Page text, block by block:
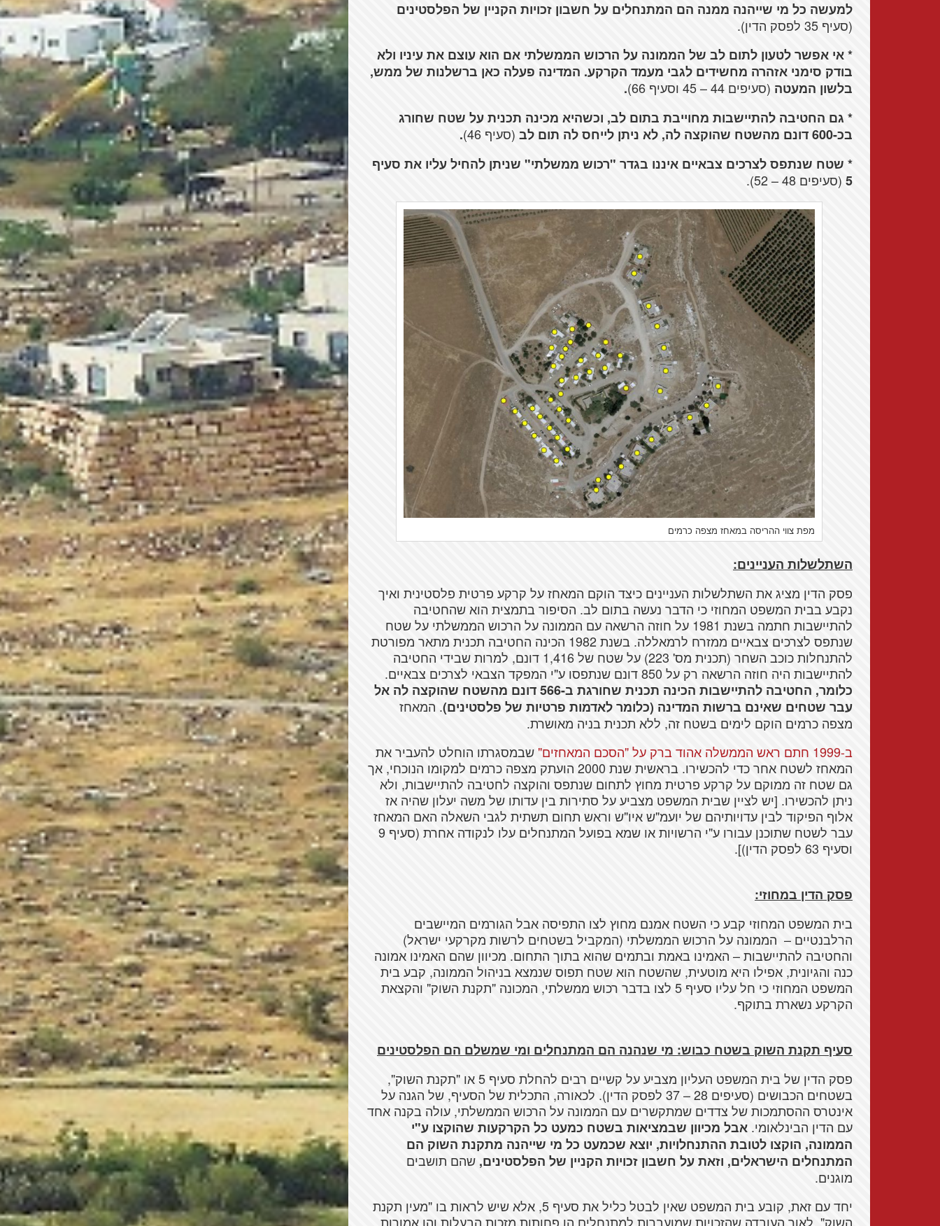
למעשה כל מי שייהנה ממנה הם המתנחלים על חשבון זכויות הקניין של הפלסטינים
(סעיף 35 לפסק הדין).
* אי אפשר לטעון לתום לב של הממונה על הרכוש הממשלתי אם הוא עוצם את עיניו ולא
בודק סימני אזהרה מחשידים לגבי מעמד הקרקע. המדינה פעלה כאן ברשלנות של ממש,
בלשון המעטה (סעיפים 44 – 45 וסעיף 66)
.
* גם החטיבה להתיישבות מחוייבת בתום לב, וכשהיא מכינה תכנית על שטח שחורג
בכ-600 דונם מהשטח שהוקצה לה, לא ניתן לייחס לה תום לב
(סעיף 46)
.
* שטח שנתפס לצרכים צבאיים איננו בגדר "רכוש ממשלתי" שניתן להחיל עליו את סעיף
5 (סעיפים 48 – 52).
מפת צווי ההריסה במאחז מצפה כרמים
השתלשלות העניינים:
פסק הדין מציג את השתלשלות העניינים כיצד הוקם המאחז על קרקע פרטית פלסטינית ואיך
נקבע בבית המשפט המחוזי כי הדבר נעשה בתום לב. הסיפור בתמצית הוא שהחטיבה
להתיישבות חתמה בשנת 1981 על חוזה הרשאה עם הממונה על הרכוש הממשלתי על שטח
שנתפס לצרכים צבאיים ממזרח לרמאללה. בשנת 1982 הכינה החטיבה תכנית מתאר מפורטת
להתנחלות כוכב השחר (תכנית מס' 223) על שטח של 1,416 דונם, למרות שבידי החטיבה
להתיישבות היה חוזה הרשאה רק על 850 דונם שנתפסו ע"י המפקד הצבאי לצרכים צבאיים.
כלומר, החטיבה להתיישבות הכינה תכנית שחורגת ב-566 דונם מהשטח שהוקצה לה אל
עבר שטחים שאינם ברשות המדינה (כלומר לאדמות פרטיות של פלסטינים). המאחז
מצפה כרמים הוקם לימים בשטח זה, ללא תכנית בניה מאושרת.
ב-1999 חתם ראש הממשלה אהוד ברק על "הסכם המאחזים"
שבמסגרתו הוחלט להעביר את
המאחז לשטח אחר כדי להכשירו. בראשית שנת 2000 הועתק מצפה כרמים למקומו הנוכחי, אך
גם שטח זה ממוקם על קרקע פרטית מחוץ לתחום שנתפס והוקצה לחטיבה להתיישבות, ולא
ניתן להכשירו. [יש לציין שבית המשפט מצביע על סתירות בין עדותו של משה יעלון שהיה אז
אלוף הפיקוד לבין עדויותיהם של יועמ"ש איו"ש וראש תחום תשתית לגבי השאלה האם המאחז
עבר לשטח שתוכנן עבורו ע"י הרשויות או שמא בפועל המתנחלים עלו לנקודה אחרת (סעיף 9
וסעיף 63 לפסק הדין)].
פסק הדין במחוזי:
בית המשפט המחוזי קבע כי השטח אמנם מחוץ לצו התפיסה אבל הגורמים המיישבים
הרלבנטיים – הממונה על הרכוש הממשלתי (המקביל בשטחים לרשות מקרקעי ישראל)
והחטיבה להתיישבות – האמינו באמת ובתמים שהוא בתוך התחום. מכיוון שהם האמינו אמונה
כנה והגיונית, אפילו היא מוטעית, שהשטח הוא שטח תפוס שנמצא בניהול הממונה, קבע בית
המשפט המחוזי כי חל עליו סעיף 5 לצו בדבר רכוש ממשלתי, המכונה "תקנת השוק" והקצאת
הקרקע נשארת בתוקף.
סעיף תקנת השוק בשטח כבוש: מי שנהנה הם המתנחלים ומי שמשלם הם הפלסטינים
פסק הדין של בית המשפט העליון מצביע על קשיים רבים להחלת סעיף 5 או "תקנת השוק",
בשטחים הכבושים (סעיפים 28 – 37 לפסק הדין). לכאורה, התכלית של הסעיף, של הגנה על
אינטרס ההסתמכות של צדדים שמתקשרים עם הממונה על הרכוש הממשלתי, עולה בקנה אחד
עם הדין הבינלאומי. אבל מכיוון שבמציאות בשטח כמעט כל הקרקעות שהוקצו ע"י
הממונה, הוקצו לטובת ההתנחלויות, יוצא שכמעט כל מי שייהנה מתקנת השוק הם
המתנחלים הישראלים, וזאת על חשבון זכויות הקניין של הפלסטינים, שהם תושבים
מוגנים.
יחד עם זאת, קובע בית המשפט שאין לבטל כליל את סעיף 5, אלא שיש לראות בו "מעין תקנת
השוק", לאור העובדה שהזכויות שמועברות למתנחלים הן פחותות מזכות הבעלות והן אמורות